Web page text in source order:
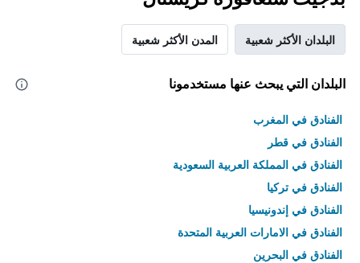
البلدان الأكثر شعبية المدن الأكثر شعبية
البلدان التي يبحث عنها مستخدمونا
الفنادق في المغرب
الفنادق في قطر
الفنادق في المملكة العربية السعودية
الفنادق في تركيا
الفنادق في إندونيسيا
الفنادق في الامارات العربية المتحدة
الفنادق في البحرين